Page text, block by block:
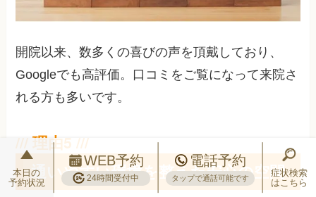
開院以来、数多くの喜びの声を頂戴しており、
Googleでも高評価。口コミをご覧になって来院さ
れる方も多いです。
通いやすい環境を整えた安心の空間
本日の
予約状況
WEB予約
24時間受付中
電話予約
タップで通話可能です
症状検索
はこちら